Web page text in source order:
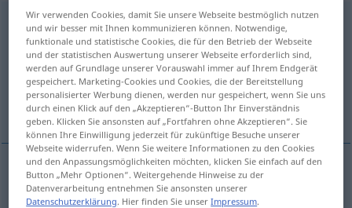
Gutgläubigkeitf
Übersicht aller Übersetzungen
(Für mehr Details die Übersetzung anklicken/antippen)
credulity, gullibility good faith
credulity GutgläubigkeitLeichtgläubigkeit
Wir verwenden Cookies, damit Sie unsere Webseite bestmöglich nutzen
und wir besser mit Ihnen kommunizieren können. Notwendige,
funktionale und statistische Cookies, die für den Betrieb der Webseite
und der statistischen Auswertung unserer Webseite erforderlich sind,
werden auf Grundlage unserer Vorauswahl immer auf Ihrem Endgerät
gespeichert. Marketing-Cookies und Cookies, die der Bereitstellung
personalisierter Werbung dienen, werden nur gespeichert, wenn Sie uns
durch einen Klick auf den „Akzeptieren“-Button Ihr Einverständnis
geben. Klicken Sie ansonsten auf „Fortfahren ohne Akzeptieren“. Sie
können Ihre Einwilligung jederzeit für zukünftige Besuche unserer
Webseite widerrufen. Wenn Sie weitere Informationen zu den Cookies
und den Anpassungsmöglichkeiten möchten, klicken Sie einfach auf den
Button „Mehr Optionen“. Weitergehende Hinweise zu der
Datenverarbeitung entnehmen Sie ansonsten unserer
Datenschutzerklärung. Hier finden Sie unserImpressum.